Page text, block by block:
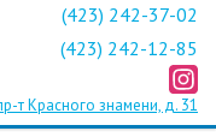
(423) 242-37-02
(423) 242-12-85
т Красного знамени, д. 31